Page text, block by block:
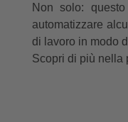
Non solo:
automatizzare
di lavoro in modo
Scopri di più nella